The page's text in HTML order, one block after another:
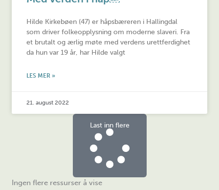
Hilde Kirkebøen (47) er håpsbæreren i Hallingdal
som driver folkeopplysning om moderne slaveri. Fra
et brutalt og ærlig møte med verdens urettferdighet
da hun var 19 år, har Hilde valgt
LES MER »
21. august 2022
Last inn flere
Ingen flere ressurser å vise